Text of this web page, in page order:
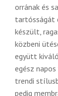
orrának és
tartósságát
készült,
közbeni
együtt
egész
trendi
pedig